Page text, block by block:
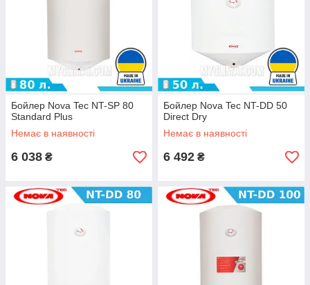
Бойлер Nova Tec NT-SP 80
Standard Plus
Немає в наявності
6 038 ₴
Бойлер Nova Tec NT-DD 50
Direct Dry
Немає в наявності
6 492 ₴